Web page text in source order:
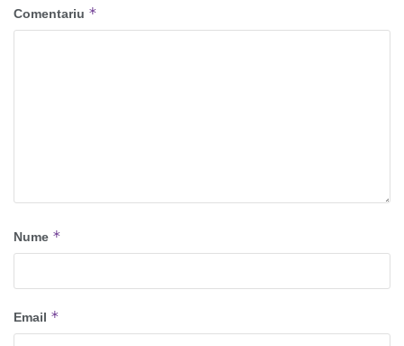
Comentariu *
Nume *
Email *